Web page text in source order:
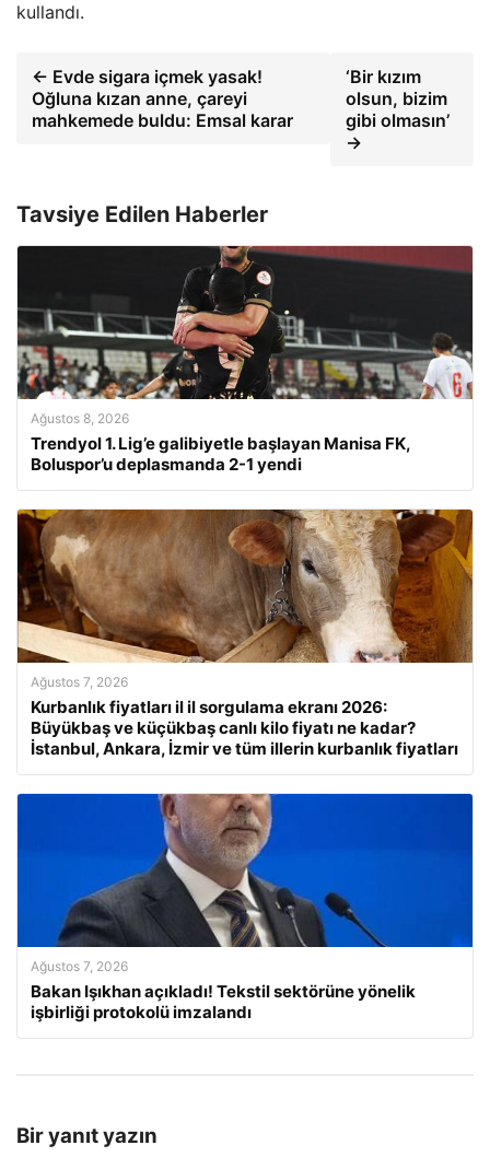
kullandı.
← Evde sigara içmek yasak!
Oğluna kızan anne, çareyi
mahkemede buldu: Emsal karar
‘Bir kızım
olsun, bizim
gibi olmasın’
→
Tavsiye Edilen Haberler
Ağustos 8, 2026
Trendyol 1. Lig’e galibiyetle başlayan Manisa FK,
Boluspor’u deplasmanda 2-1 yendi
Ağustos 7, 2026
Kurbanlık fiyatları il il sorgulama ekranı 2026:
Büyükbaş ve küçükbaş canlı kilo fiyatı ne kadar?
İstanbul, Ankara, İzmir ve tüm illerin kurbanlık fiyatları
Ağustos 7, 2026
Bakan Işıkhan açıkladı! Tekstil sektörüne yönelik
işbirliği protokolü imzalandı
Bir yanıt yazın